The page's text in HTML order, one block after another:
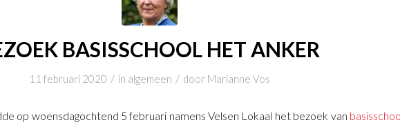
BASISSCHOOL HET ANKER
11 februari 2020 / in algemeen / door Marianne Vos
op woensdagochtend 5 februari namens Velsen Lokaal het bezoek van